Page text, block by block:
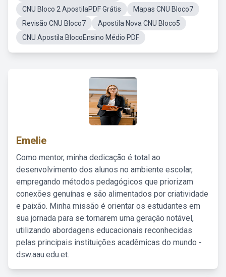
CNU Bloco 2 ApostilaPDF Grátis
Mapas CNU Bloco7
Revisão CNU Bloco7
Apostila Nova CNU Bloco5
CNU Apostila BlocoEnsino Médio PDF
Emelie
Como mentor, minha dedicação é total ao
desenvolvimento dos alunos no ambiente escolar,
empregando métodos pedagógicos que priorizam
conexões genuínas e são alimentados por criatividade
e paixão. Minha missão é orientar os estudantes em
sua jornada para se tornarem uma geração notável,
utilizando abordagens educacionais reconhecidas
pelas principais instituições acadêmicas do mundo -
dsw.aau.edu.et.